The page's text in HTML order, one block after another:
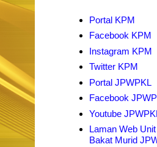
Portal KPM
Facebook KPM
Instagram KPM
Twitter KPM
Portal JPWPKL
Facebook
Youtube
Laman Web
Bakat Murid